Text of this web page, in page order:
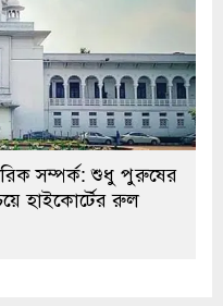
সম্পর্ক: শুধু পুরুষের
হাইকোর্টের রুল